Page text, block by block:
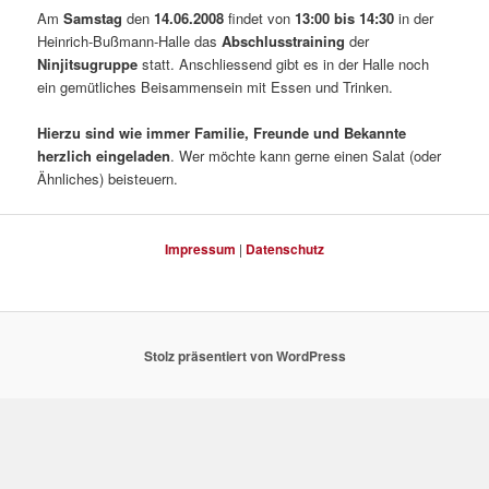
AmSamstag den14.06.2008 findet von 13:00 bis 14:30 in der
Heinrich-Bußmann-Halle dasAbschlusstraining der
Ninjitsugruppe statt. Anschliessend gibt es in der Halle noch
ein gemütliches Beisammensein mit Essen und Trinken.
Hierzusind wie immer Familie, Freunde und Bekannte
herzlich eingeladen. Wer möchte kann gerne einen Salat (oder
Ähnliches) beisteuern.
Impressum | Datenschutz
Stolz präsentiert von WordPress